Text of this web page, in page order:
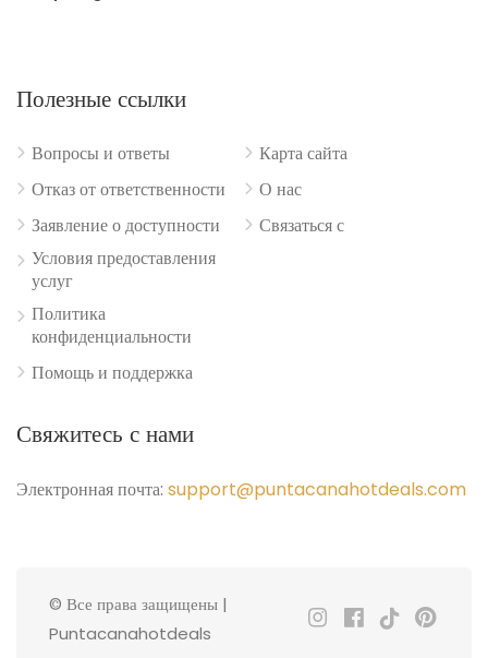
Полезные ссылки
Вопросы и ответы
Отказ от ответственности
Заявление о доступности
Условия предоставления
услуг
Политика
конфиденциальности
Помощь и поддержка
Карта сайта
О нас
Связаться с
Свяжитесь с нами
Электронная почта: support@puntacanahotdeals.com
© Все права защищены |
Puntacanahotdeals